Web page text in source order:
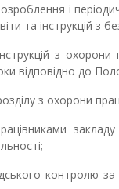
і
та інструкцій з
з
відповідно до
з охорони
закладу
контролю